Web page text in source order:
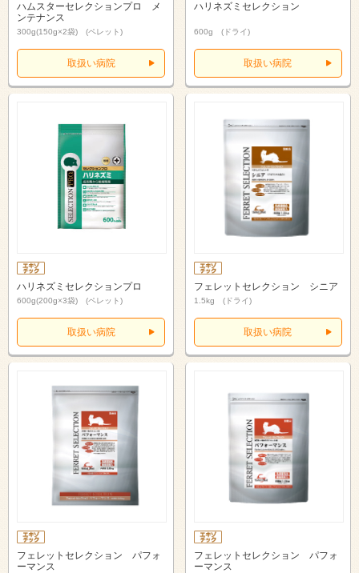
ハムスターセレクションプロ メ
ンテナンス
300g(150g×2袋) (ペレット)
取扱い病院
ハリネズミセレクション
600g (ドライ)
取扱い病院
ハリネズミセレクションプロ
600g(200g×3袋) (ペレット)
取扱い病院
フェレットセレクション シニア
1.5kg (ドライ)
取扱い病院
フェレットセレクション パフォ
ーマンス
フェレットセレクション パフォ
ーマンス